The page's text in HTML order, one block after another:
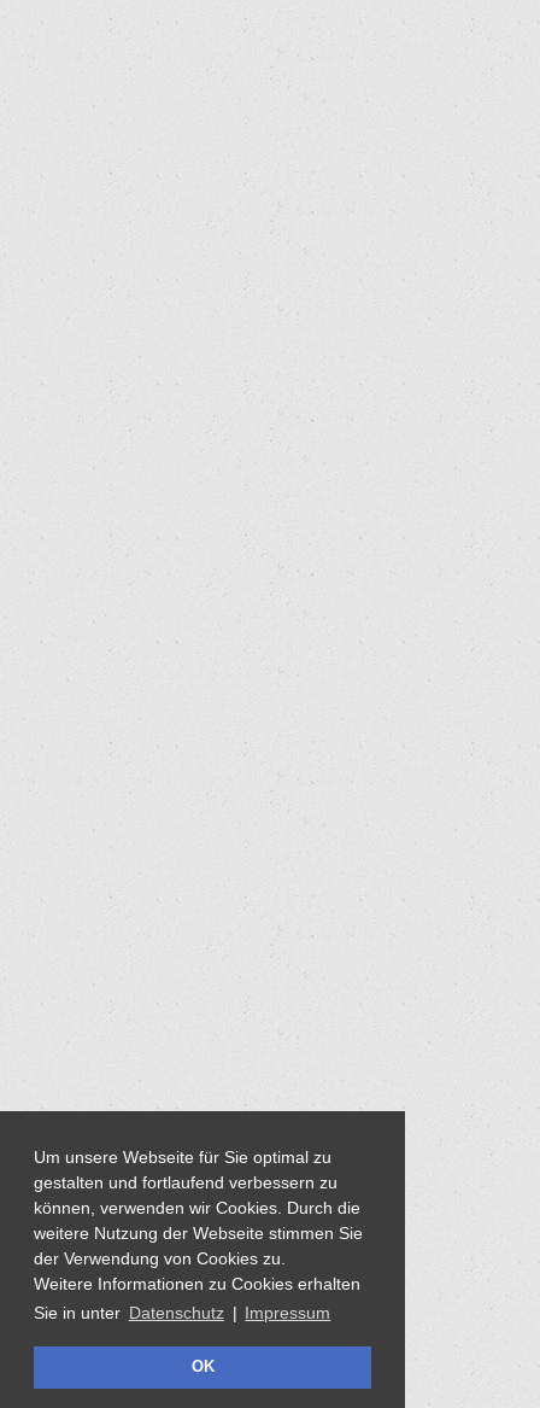
Um unsere Webseite für Sie optimal zu
gestalten und fortlaufend verbessern zu
können, verwenden wir Cookies. Durch die
weitere Nutzung der Webseite stimmen Sie
der Verwendung von Cookies zu.
Weitere Informationen zu Cookies erhalten
Sie in unter Datenschutz | Impressum
OK